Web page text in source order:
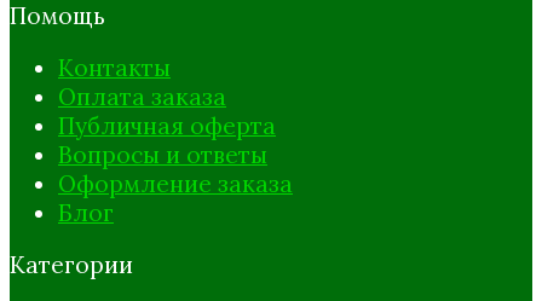
Помощь
Контакты
Оплата заказа
Публичная оферта
Вопросы и ответы
Оформление заказа
Блог
Категории